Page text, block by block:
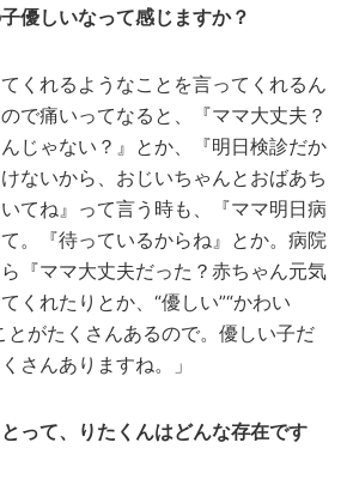
優しいなって感じますか？
てくれるようなことを言ってくれるん
で痛いってなると、『ママ大丈夫？
じゃない？』とか、『明日検診だか
ないから、おじいちゃんとおばあち
てね』って言う時も、『ママ明日病
。『待っているからね』とか。病院
『ママ大丈夫だった？赤ちゃん元気
くれたりとか、“優しい”“かわい
とがたくさんあるので。優しい子だ
さんありますね。」
って、りたくんはどんな存在です